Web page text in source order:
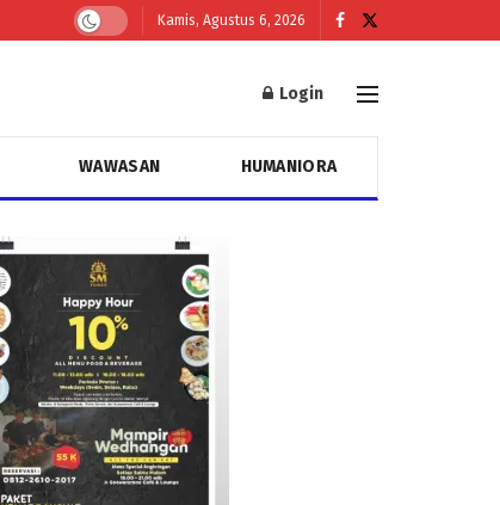
Kamis, Agustus 6, 2026
Login
WAWASAN HUMANIORA